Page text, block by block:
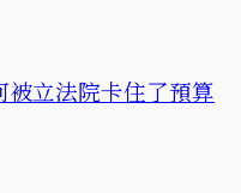
立法院卡住了預算